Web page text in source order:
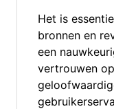
Het is
bronnen en
een
vertrouwen